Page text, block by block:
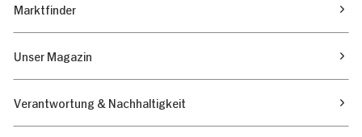
Marktfinder
Unser Magazin
Verantwortung & Nachhaltigkeit